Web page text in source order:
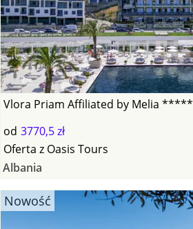
Vlora Priam Affiliated by Melia *****
od 3770,5 zł
Oferta z Oasis Tours
Albania
Nowość